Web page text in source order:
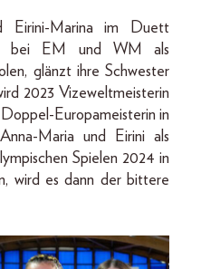
Eirini-Marina im Duett
bei EM und WM als
glänzt ihre Schwester
2023 Vizeweltmeisterin
Europameisterin in
Maria und Eirini als
Spielen 2024 in
wird es dann der bittere